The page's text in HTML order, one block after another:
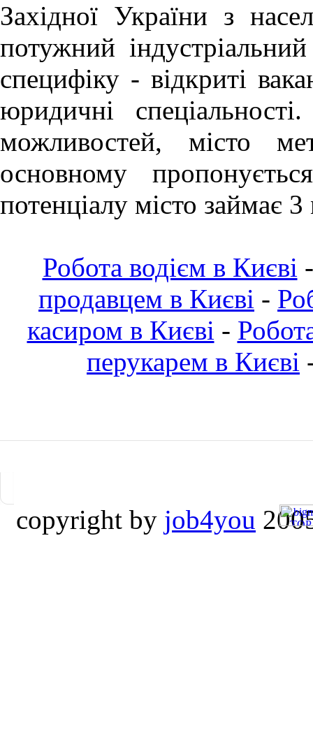
Західної України з
потужний
специфіку - відкриті
юридичні
можливостей, місто
основному
потенціалу місто займає 3
Робота водієм в Києві
продавцем в Києві -
касиром в Києві -
перукарем в Києві
copyright by job4you